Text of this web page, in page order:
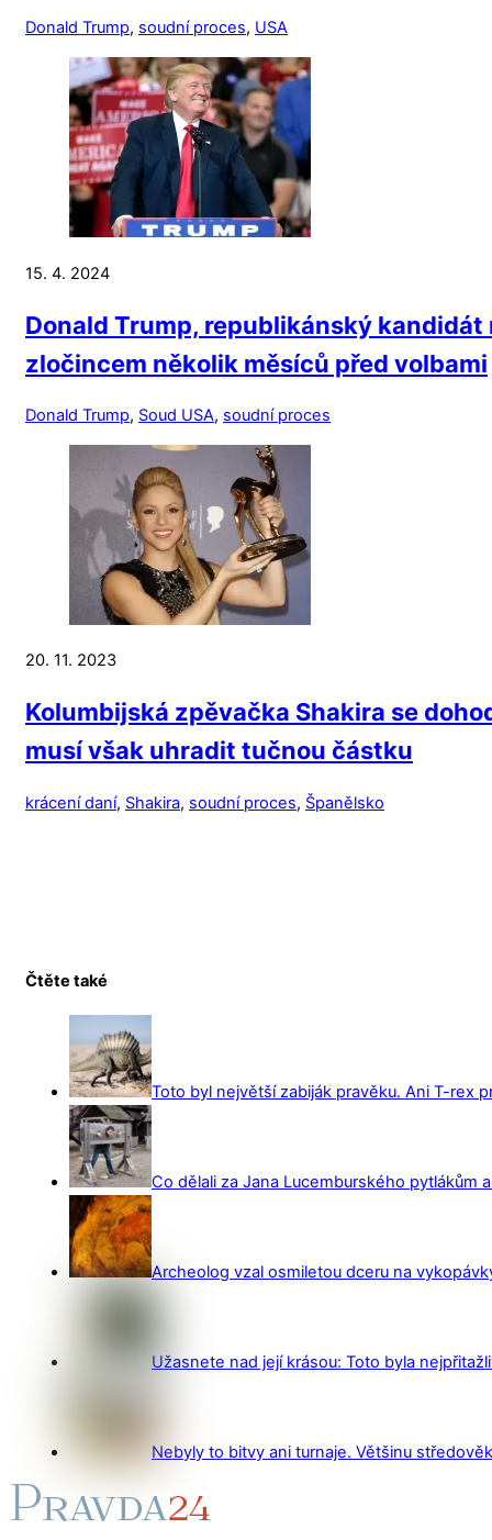
Donald Trump, soudní proces, USA
15. 4. 2024
Donald Trump, republikánský
zločincem několik měsíců před volbami
Donald Trump, Soud USA, soudní proces
20. 11. 2023
Kolumbijská zpěvačka Shakira se
musí však uhradit tučnou částku
krácení daní, Shakira, soudní proces, Španělsko
Čtěte také
Toto byl největší zabiják pravěku. Ani T-rex
Co dělali za Jana Lucemburského pytlákům
Archeolog vzal osmiletou dceru na
Užasnete nad její krásou: Toto byla
Nebyly to bitvy ani turnaje. Většinu